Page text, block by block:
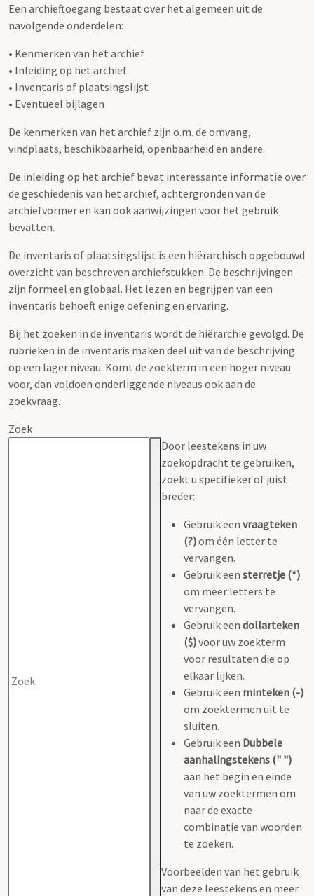
Een archieftoegang bestaat over het algemeen uit de
navolgende onderdelen:
• Kenmerken van het archief
• Inleiding op het archief
• Inventaris of plaatsingslijst
• Eventueel bijlagen
De kenmerken van het archief zijn o.m. de omvang,
vindplaats, beschikbaarheid, openbaarheid en andere.
De inleiding op het archief bevat interessante informatie over
de geschiedenis van het archief, achtergronden van de
archiefvormer en kan ook aanwijzingen voor het gebruik
bevatten.
De inventaris of plaatsingslijst is een hiërarchisch opgebouwd
overzicht van beschreven archiefstukken. De beschrijvingen
zijn formeel en globaal. Het lezen en begrijpen van een
inventaris behoeft enige oefening en ervaring.
Bij het zoeken in de inventaris wordt de hiërarchie gevolgd. De
rubrieken in de inventaris maken deel uit van de beschrijving
op een lager niveau. Komt de zoekterm in een hoger niveau
voor, dan voldoen onderliggende niveaus ook aan de
zoekvraag.
Zoek
Door leestekens in uw
zoekopdracht te gebruiken,
zoekt u specifieker of juist
breder:
Gebruik een vraagteken
(?)om één letter te
vervangen.
Gebruik een sterretje (*)
om meer letters te
vervangen.
Gebruik een dollarteken
($)voor uw zoekterm
voor resultaten die op
elkaar lijken.
Gebruik een minteken (-)
om zoektermen uit te
sluiten.
Gebruik een Dubbele
aanhalingstekens (" ")
aan het begin en einde
van uw zoektermen om
naar de exacte
combinatie van woorden
te zoeken.
Voorbeelden van het gebruik
van deze leestekens en meer